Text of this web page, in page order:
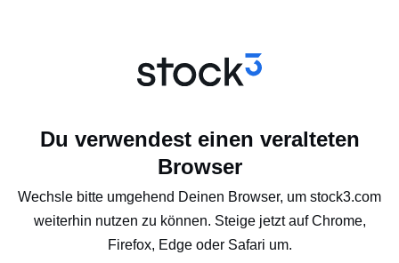
Du verwendest einen veralteten
Browser
Wechsle bitte umgehend Deinen Browser, um stock3.com
weiterhin nutzen zu können. Steige jetzt auf Chrome,
Firefox, Edge oder Safari um.